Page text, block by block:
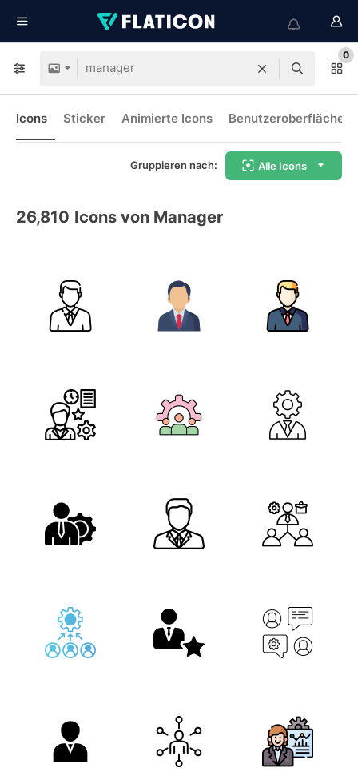
0
Icons Sticker Animierte Icons
Gruppieren nach: Alle Icons
26,810 Icons von Manager